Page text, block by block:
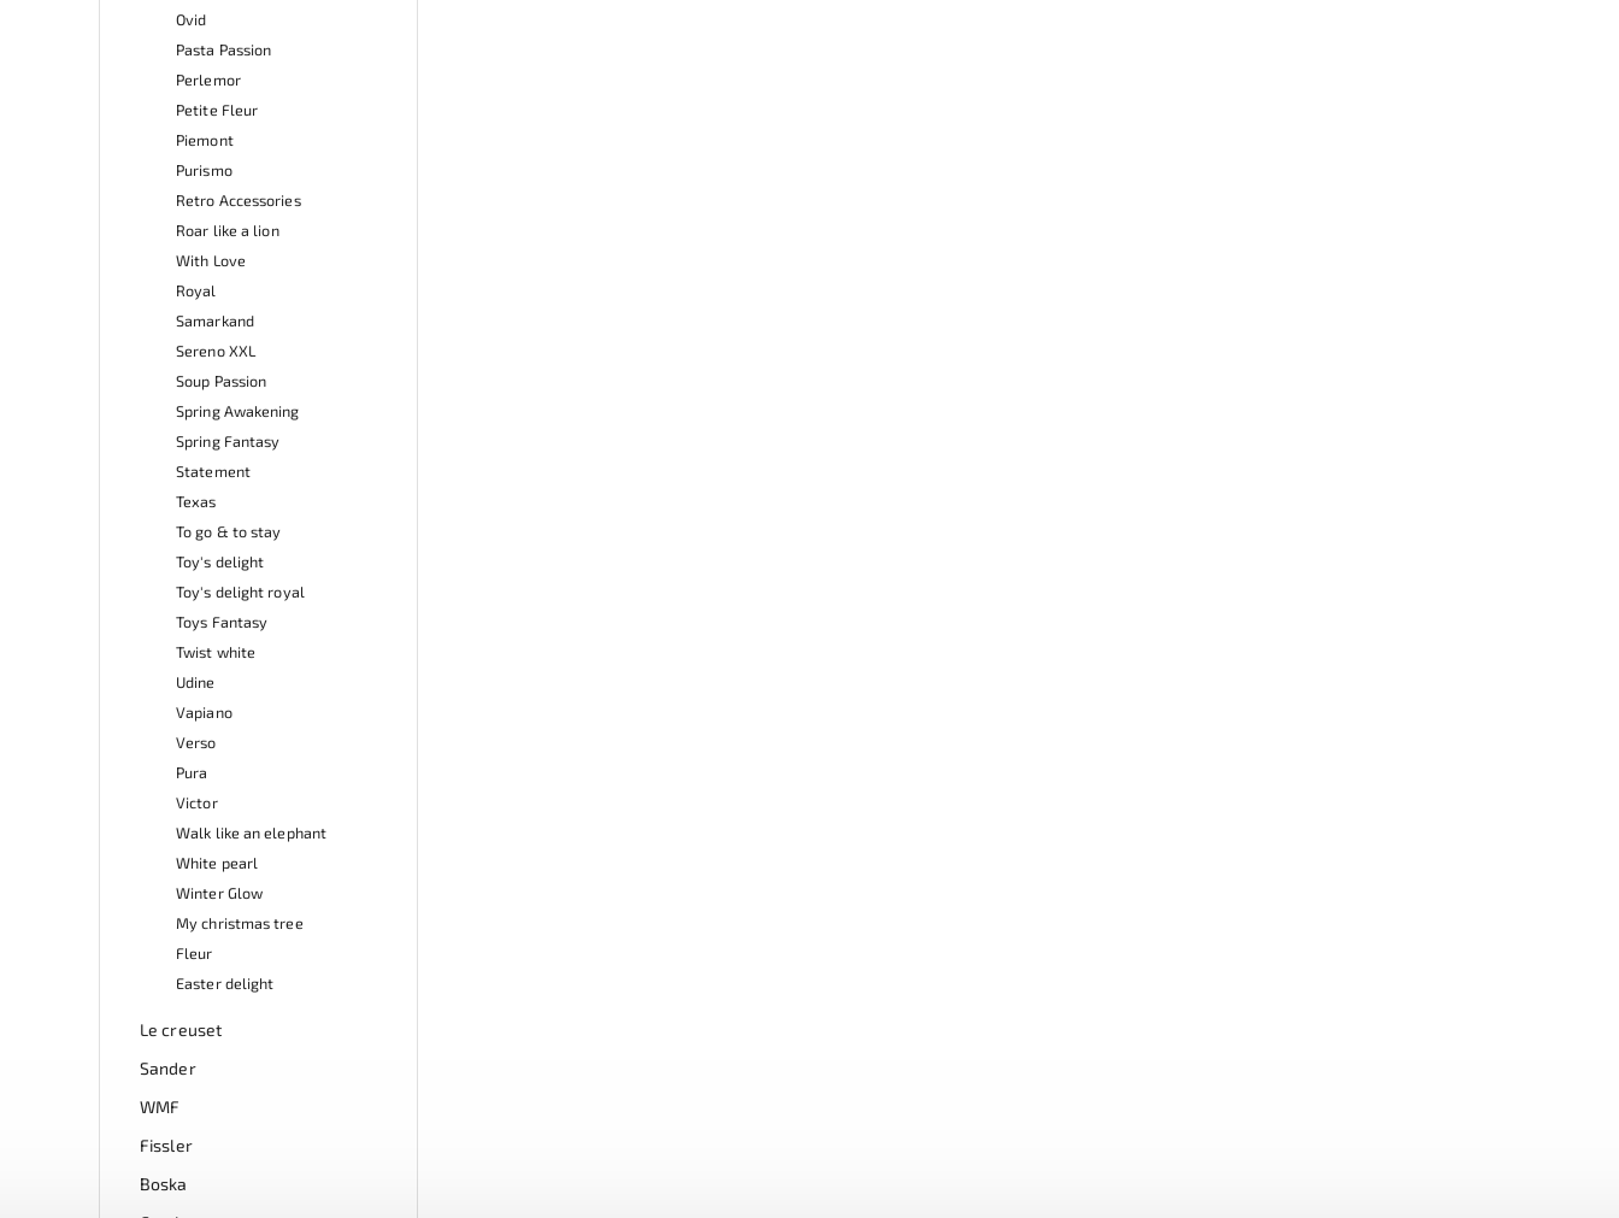
Ovid
Pasta Passion
Perlemor
Petite Fleur
Piemont
Purismo
Retro Accessories
Roar like a lion
With Love
Royal
Samarkand
Sereno XXL
Soup Passion
Spring Awakening
Spring Fantasy
Statement
Texas
To go & to stay
Toy's delight
Toy's delight royal
Toys Fantasy
Twist white
Udine
Vapiano
Verso
Pura
Victor
Walk like an elephant
White pearl
Winter Glow
My christmas tree
Fleur
Easter delight
Le creuset
Sander
WMF
Fissler
Boska